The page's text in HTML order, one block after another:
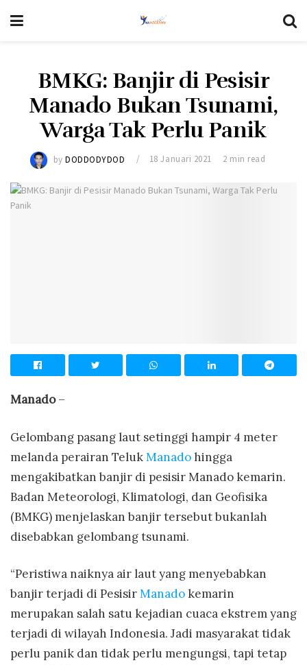
BMKG: Banjir di Pesisir
Manado Bukan Tsunami,
Warga Tak Perlu Panik
by DODDODYDOD 18 Januari 2021 2 min read
Manado–
Gelombang pasang laut setinggi hampir 4 meter
melanda perairan TelukManadohingga
mengakibatkan banjir di pesisir Manado kemarin.
Badan Meteorologi, Klimatologi, dan Geofisika
(BMKG) menjelaskan banjir tersebut bukanlah
disebabkan gelombang tsunami.
“Peristiwa naiknya air laut yang menyebabkan
banjir terjadi di PesisirManadokemarin
merupakan salah satu kejadian cuaca ekstrem yang
terjadi di wilayah Indonesia. Jadi masyarakat tidak
perlu panik dan tidak perlu mengungsi, tapi tetap